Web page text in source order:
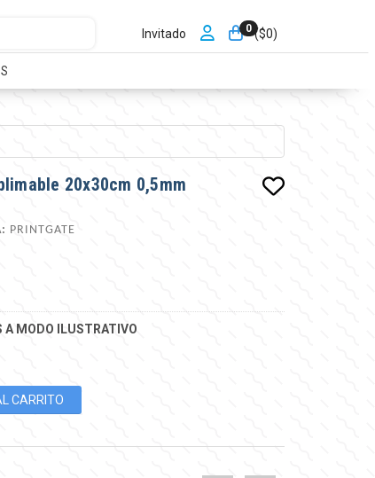
Invitado 0 ($0)
20x30cm 0,5mm
PRINTGATE
A MODO ILUSTRATIVO